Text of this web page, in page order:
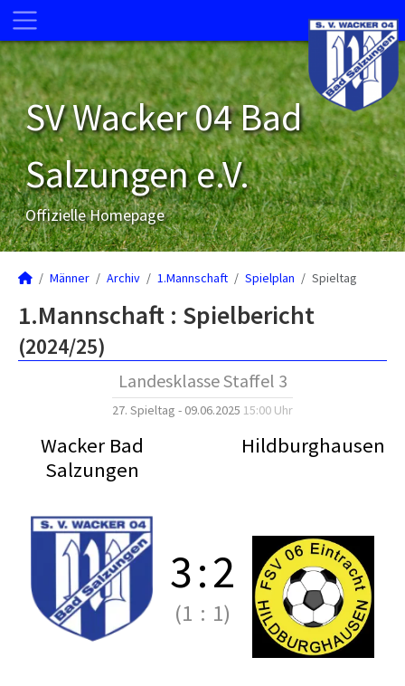
SV Wacker 04 Bad
Salzungen e.V.
Offizielle Homepage
Männer Archiv 1.Mannschaft Spielplan Spieltag
1.Mannschaft : Spielbericht
(2024/25)
Landesklasse Staffel 3
27. Spieltag - 09.06.2025 15:00 Uhr
Wacker Bad
Salzungen
Hildburghausen
3:2
(1 : 1)